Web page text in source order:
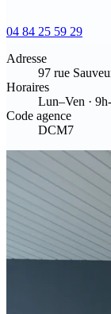
04 84 25 59 29
Adresse
97 rue
Horaires
Lun–Ven ·
Code agence
DCM7